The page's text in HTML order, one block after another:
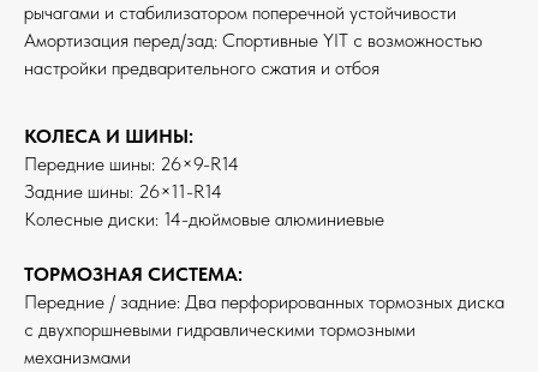
рычагами и стабилизатором поперечной устойчивости
Амортизация перед/зад: Спортивные YIT с возможностью
настройки предварительного сжатия и отбоя
КОЛЕСА И ШИНЫ:
Передние шины: 26×9-R14
Задние шины: 26×11-R14
Колесные диски: 14-дюймовые алюминиевые
ТОРМОЗНАЯ СИСТЕМА:
Передние / задние: Два перфорированных тормозных диска
с двухпоршневыми гидравлическими тормозными
механизмами